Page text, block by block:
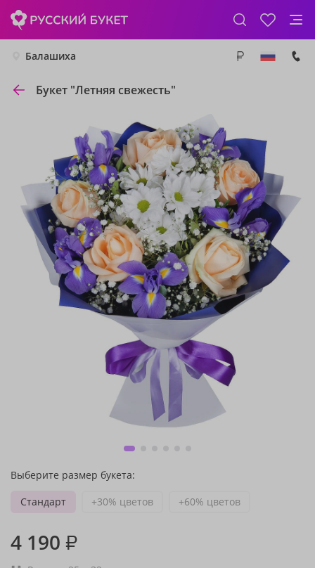
Балашиха
Букет "Летняя свежесть"
Выберите размер букета:
Стандарт
+30% цветов +60% цветов
4 190 ₽